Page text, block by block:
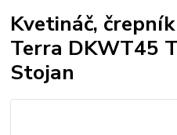
Kvetináč,
Terra DKWT45
Stojan